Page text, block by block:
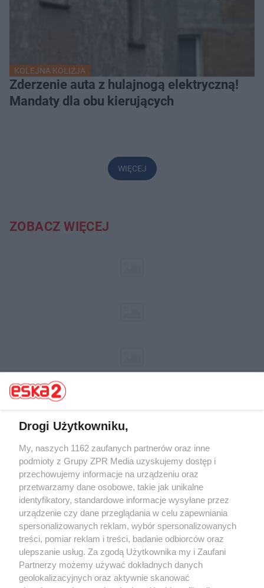
KOLEJNA KOLIZJA
Zderzenie auta z hulajnogą elektryczną!
Mandaty dla obu kierujących
WIĘCEJ
ZOBACZ WIĘCEJ
Żaden utwór zamieszczony w serwisie nie może być powielany i
rozpowszechniany lub dalej rozpowszechniany w jakikolwiek sposób (w
tym także elektroniczny lub mechaniczny) na jakimkolwiek polu
eksploatacji w jakiejkolwiek formie, włącznie z umieszczaniem w
Internecie bez pisemnej zgody właściciela praw. Jakiekolwiek użycie lub
wykorzystanie utworów w całości lub w części z naruszeniem prawa,
tzn. bez właściwej zgody, jest zabronione pod groźbą kary i może być
ścigane prawnie.
Drogi Użytkowniku,
My, naszych 1162 zaufanych partnerów oraz inne
podmioty z Grupy ZPR Media uzyskujemy dostęp i
przechowujemy informacje na urządzeniu oraz
przetwarzamy dane osobowe, takie jak unikalne
identyfikatory, standardowe informacje wysyłane przez
urządzenie czy dane przeglądania w celu zapewniania
spersonalizowanych reklam, wybór spersonalizowanych
treści, pomiar reklam i treści, badanie odbiorców oraz
ulepszanie usług. Za zgodą Użytkownika my i Zaufani
Partnerzy możemy używać dokładnych danych
geolokalizacyjnych oraz aktywnie skanować